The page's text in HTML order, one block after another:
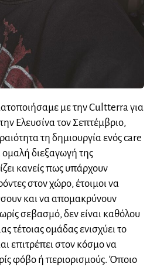
με την Cultterra για
Ελευσίνα τον Σεπτέμβριο,
τη δημιουργία ενός care
διεξαγωγή της
κανείς πως υπάρχουν
στον χώρο, έτοιμοι να
και να απομακρύνουν
σεβασμό, δεν είναι καθόλου
τέτοιας ομάδας ενισχύει το
επιτρέπει στον κόσμο να
φόβο ή περιορισμούς. Όποιο